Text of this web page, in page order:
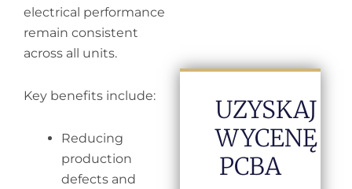
electrical performance
remain consistent
across all units.
Key benefits include:
Reducing
production
defects and
UZYSKAJ
WYCENĘ
PCBA